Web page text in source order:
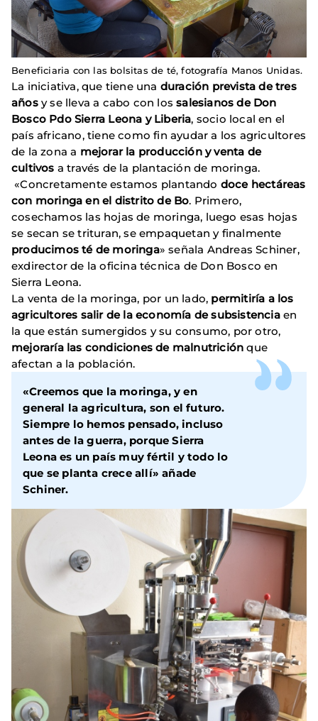
Beneficiaria con las bolsitas de té, fotografía Manos Unidas.
La iniciativa, que tiene una duración prevista de tres
añosy se lleva a cabo con lossalesianos de Don
Bosco Pdo Sierra Leona y Liberia, socio local en el
país africano, tiene como fin ayudar a los agricultores
de la zona a mejorar la producción y venta de
cultivos a través de la plantación de moringa.
«Concretamente estamos plantando doce hectáreas
con moringa en el distrito de Bo. Primero,
cosechamos las hojas de moringa, luego esas hojas
se secan se trituran, se empaquetan y finalmente
producimos té de moringa» señala Andreas Schiner,
exdirector de la oficina técnica de Don Bosco en
Sierra Leona.
La venta de la moringa, por un lado, permitiría a los
agricultores salir de la economía de subsistenciaen
la que están sumergidos y su consumo, por otro,
mejoraría las condiciones de malnutrición que
afectan a la población.
«Creemos que la moringa, y en
general la agricultura, son el futuro.
Siempre lo hemos pensado, incluso
antes de la guerra, porque Sierra
Leona es un país muy fértil y todo lo
que se planta crece allí» añade
Schiner.